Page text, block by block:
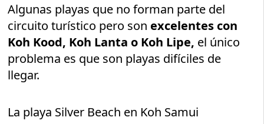
Algunas playas que no forman parte del
circuito turístico pero son excelentes con
Koh Kood, Koh Lanta o Koh Lipe, el único
problema es que son playas difíciles de
llegar.
La playa Silver Beach en Koh Samui